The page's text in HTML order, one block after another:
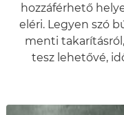
hozzáférhető
eléri. Legyen szó
menti
tesz lehetővé,